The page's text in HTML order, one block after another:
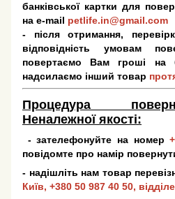
банківської картки для
на e-mail petlife.in@gmail.com
- після отримання,
відповідність умовам
повертаємо Вам гроші на
надсилаємо інший товар
Процедура
Неналежної якості:
- зателефонуйте на номер
повідомте про намір
- надішліть нам товар
Київ, +380 50 987 40 50,